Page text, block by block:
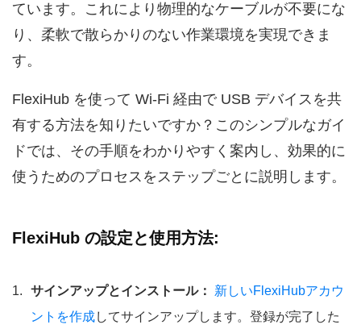
ています。これにより物理的なケーブルが不要にな
り、柔軟で散らかりのない作業環境を実現できま
す。
FlexiHub を使って Wi-Fi 経由で USB デバイスを共
有する方法を知りたいですか？このシンプルなガイ
ドでは、その手順をわかりやすく案内し、効果的に
使うためのプロセスをステップごとに説明します。
FlexiHub の設定と使用方法:
サインアップとインストール：
新しいFlexiHubアカウ
ントを作成してサインアップします。登録が完了した